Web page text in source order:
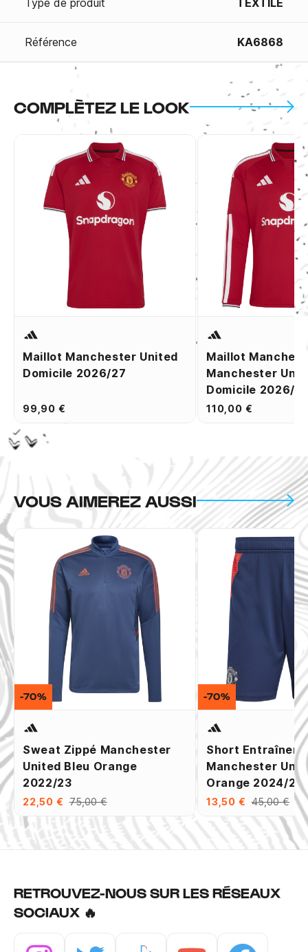
Type de produit TEXTILE
Référence KA6868
COMPLÈTEZ LE LOOK
Maillot Manchester United
Domicile 2026/27
99,90 €
Maillot Manches
Manchester
Domicile 2026/
110,00 €
VOUS AIMEREZ AUSSI
Sweat Zippé Manchester
United Bleu Orange
2022/23
22,50 € 75,00 €
-70%
Short
Manchester
Orange 2024/25
13,50 € 45,00 €
-70%
RETROUVEZ-NOUS SUR LES RÉSEAUX
SOCIAUX 🔥